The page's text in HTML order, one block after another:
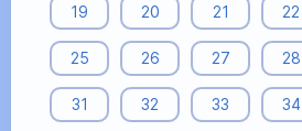
19 20 21 22
25 26 27 28
31 32 33 34